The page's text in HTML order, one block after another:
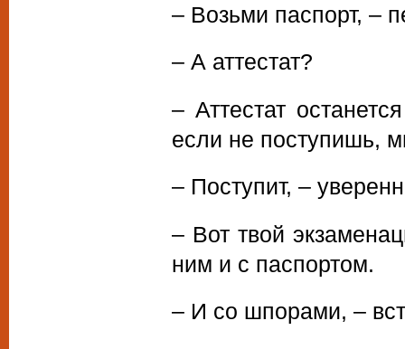
– Возьми паспорт, –
– А аттестат?
– Аттестат
если не поступишь,
– Поступит, –
– Вот твой
ним и с паспортом.
– И со шпорами, –